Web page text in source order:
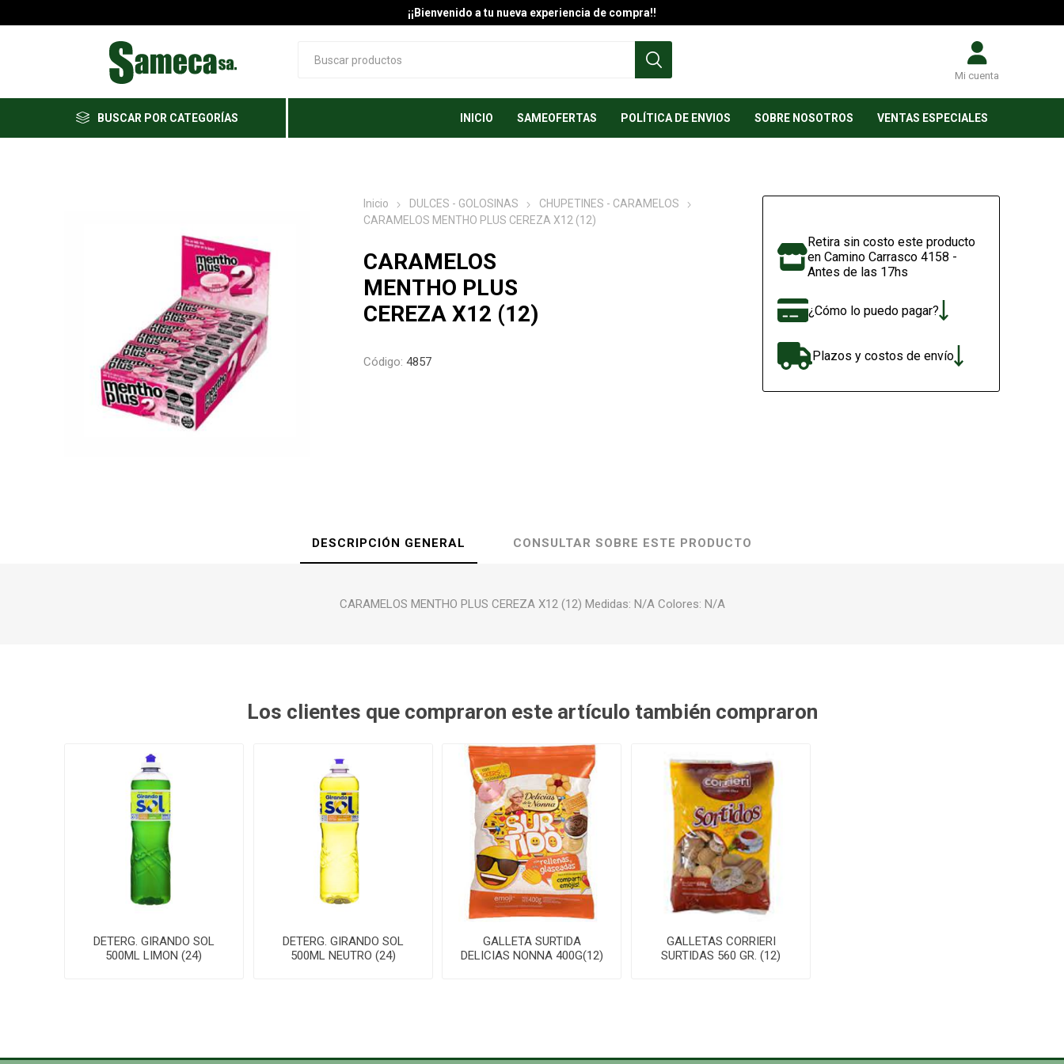
¡¡Bienvenido a tu nueva experiencia de compra!!
Mi cuenta
BUSCAR POR CATEGORÍAS INICIO SAMEOFERTAS POLÍTICA DE ENVIOS SOBRE NOSOTROS VENTAS ESPECIALES
Inicio DULCES - GOLOSINAS
CHUPETINES - CARAMELOS
CARAMELOS MENTHO PLUS CEREZA X12 (12)
CARAMELOS
MENTHO PLUS
CEREZA X12 (12)
Código: 4857
Retira sin costo este producto
en Camino Carrasco 4158 -
Antes de las 17hs
¿Cómo lo puedo pagar?
Plazos y costos de envío
DESCRIPCIÓN GENERAL CONSULTAR SOBRE ESTE PRODUCTO
CARAMELOS MENTHO PLUS CEREZA X12 (12) Medidas: N/A Colores: N/A
Los clientes que compraron este artículo también compraron
DETERG. GIRANDO SOL
500ML LIMON (24)
DETERG. GIRANDO SOL
500ML NEUTRO (24)
GALLETA SURTIDA
DELICIAS NONNA 400G(12)
GALLETAS CORRIERI
SURTIDAS 560 GR. (12)